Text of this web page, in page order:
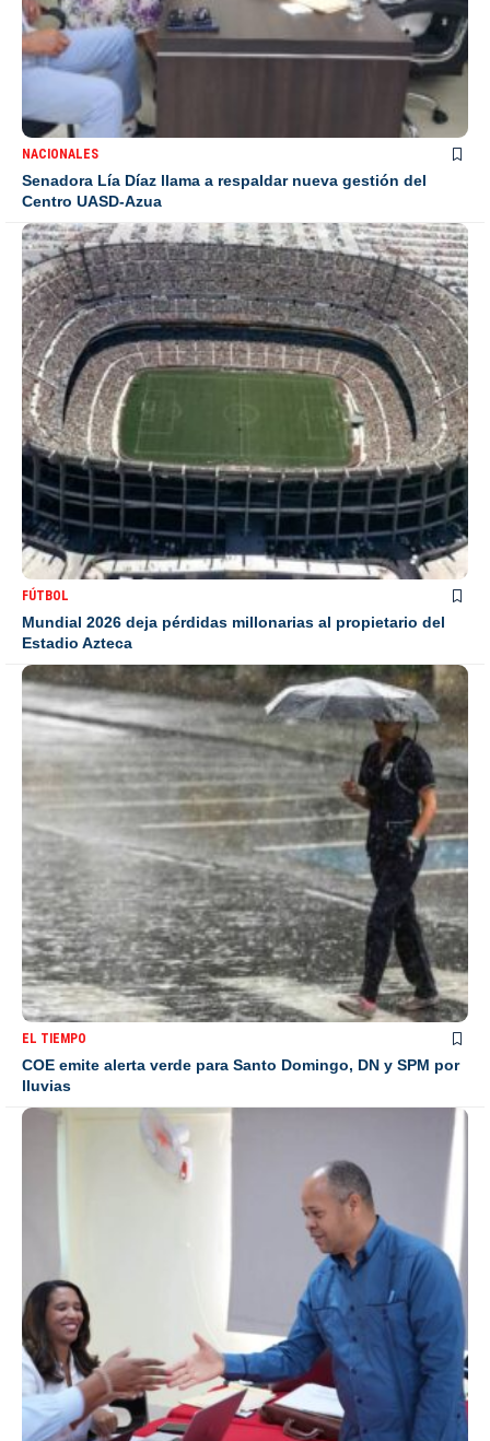
NACIONALES
Senadora Lía Díaz llama a respaldar nueva gestión del
Centro UASD-Azua
FÚTBOL
Mundial 2026 deja pérdidas millonarias al propietario del
Estadio Azteca
EL TIEMPO
COE emite alerta verde para Santo Domingo, DN y SPM por
lluvias